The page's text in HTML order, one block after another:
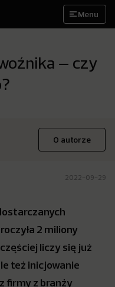
Menu
– czy
O autorze
2022-09-29
2 miliony
liczy się już
też inicjowanie
firmy z branży